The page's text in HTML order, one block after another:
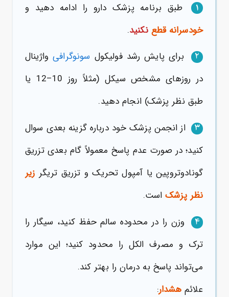
1
طبق برنامه پزشک دارو را ادامه دهید و
خودسرانه قطع نکنید.
2 برای پایش رشد فولیکول سونوگرافیواژینال
در روزهای مشخص سیکل (مثلاً روز 10–12 یا
طبق نظر پزشک) انجام دهید.
3
از انجمن پزشک خود درباره گزینه بعدی سوال
کنید؛ در صورت عدم پاسخ معمولاً گام بعدی تزریق
گونادوتروپین یا آمپول تحریک و تزریق تریگر زیر
نظر پزشکاست.
4
وزن را در محدوده سالم حفظ کنید، سیگار را
ترک و مصرف الکل را محدود کنید؛ این موارد
می‌تواند پاسخ به درمان را بهتر کند.
علائم هشدار: